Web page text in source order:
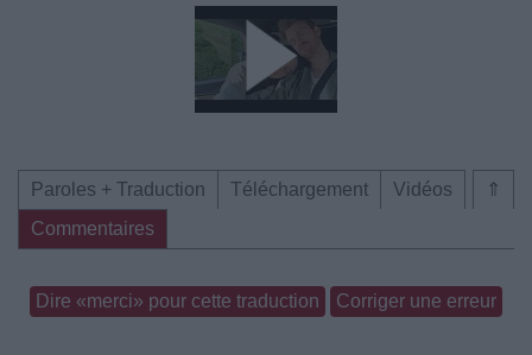
⇑
Paroles + Traduction Téléchargement
Vidéos
Commentaires
Dire «merci» pour cette traduction Corriger une erreur